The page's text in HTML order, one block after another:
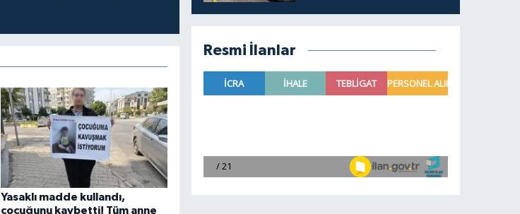
Yasaklı madde kullandı,
çocuğunu kaybetti! Tüm anne
Resmi İlanlar